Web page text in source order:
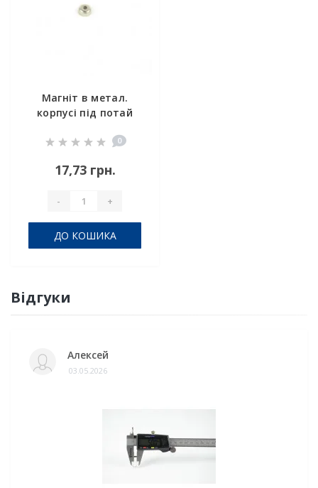
Магніт в метал.
корпусі під потай
0
17,73 грн.
- +
ДО КОШИКА
Відгуки
Алексей
03.05.2026